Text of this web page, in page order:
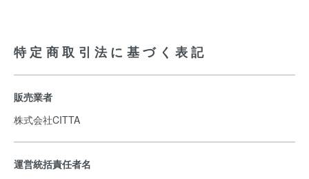
特定商取引法に基づく表記
販売業者
株式会社CITTA
運営統括責任者名